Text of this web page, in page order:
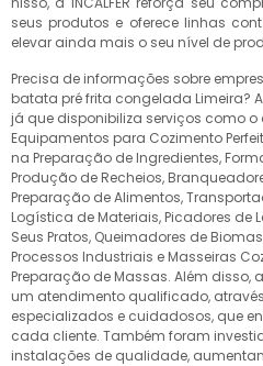
seus produtos e oferece linhas
elevar ainda mais o seu nível de
Precisa de informações sobre
batata pré frita congelada Limeira?
já que disponibiliza serviços como o
Equipamentos para Cozimento
na Preparação de Ingredientes,
Produção de Recheios,
Preparação de Alimentos,
Logística de Materiais, Picadores de
Seus Pratos, Queimadores de
Processos Industriais e Masseiras
Preparação de Massas. Além
um atendimento qualificado,
especializados e cuidadosos, que
cada cliente. Também foram
instalações de qualidade,